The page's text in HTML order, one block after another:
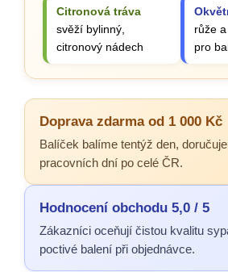
Citronová tráva
svěží bylinný,
citronový nádech
růže
pro
Doprava zdarma od 1 000 Kč
Balíček balíme tentýž den,
pracovních dní po celé ČR.
Hodnocení obchodu 5,0 / 5
Zákazníci oceňují čistou kvalitu
poctivé balení při objednávce.